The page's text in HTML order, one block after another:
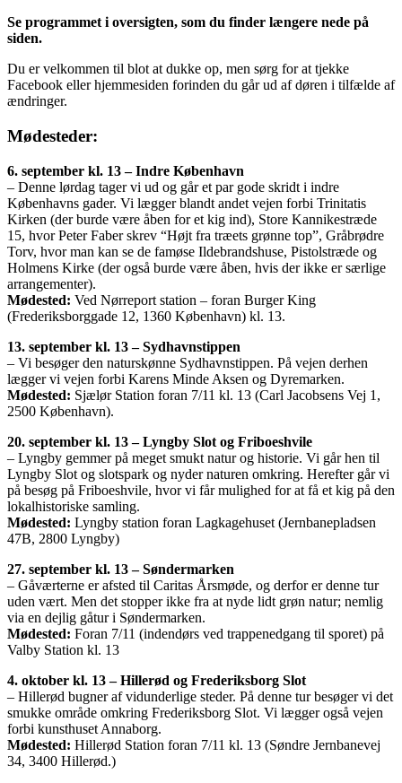
Se programmet i oversigten, som du finder længere nede på
siden.
Du er velkommen til blot at dukke op, men sørg for at tjekke
Facebook eller hjemmesiden forinden du går ud af døren i tilfælde af
ændringer.
Mødesteder:
6. september kl. 13 – Indre København
– Denne lørdag tager vi ud og går et par gode skridt i indre
Københavns gader. Vi lægger blandt andet vejen forbi Trinitatis
Kirken (der burde være åben for et kig ind), Store Kannikestræde
15, hvor Peter Faber skrev “Højt fra træets grønne top”, Gråbrødre
Torv, hvor man kan se de famøse Ildebrandshuse, Pistolstræde og
Holmens Kirke (der også burde være åben, hvis der ikke er særlige
arrangementer).
Mødested: Ved Nørreport station – foran Burger King
(Frederiksborggade 12, 1360 København) kl. 13.
13. september kl. 13 – Sydhavnstippen
– Vi besøger den naturskønne Sydhavnstippen. På vejen derhen
lægger vi vejen forbi Karens Minde Aksen og Dyremarken.
Mødested: Sjælør Station foran 7/11 kl. 13 (Carl Jacobsens Vej 1,
2500 København).
20. september kl. 13 – Lyngby Slot og Friboeshvile
– Lyngby gemmer på meget smukt natur og historie. Vi går hen til
Lyngby Slot og slotspark og nyder naturen omkring. Herefter går vi
på besøg på Friboeshvile, hvor vi får mulighed for at få et kig på den
lokalhistoriske samling.
Mødested: Lyngby station foran Lagkagehuset (Jernbanepladsen
47B, 2800 Lyngby)
27. september kl. 13 – Søndermarken
– Gåværterne er afsted til Caritas Årsmøde, og derfor er denne tur
uden vært. Men det stopper ikke fra at nyde lidt grøn natur; nemlig
via en dejlig gåtur i Søndermarken.
Mødested: Foran 7/11 (indendørs ved trappenedgang til sporet) på
Valby Station kl. 13
4. oktober kl. 13 – Hillerød og Frederiksborg Slot
– Hillerød bugner af vidunderlige steder. På denne tur besøger vi det
smukke område omkring Frederiksborg Slot. Vi lægger også vejen
forbi kunsthuset Annaborg.
Mødested: Hillerød Station foran 7/11 kl. 13 (Søndre Jernbanevej
34, 3400 Hillerød.)